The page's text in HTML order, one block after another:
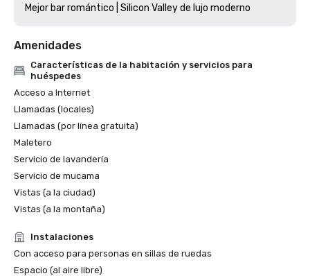
Amenidades
Características de la habitación y servicios para
huéspedes
Acceso a Internet
Llamadas (locales)
Llamadas (por línea gratuita)
Maletero
Servicio de lavandería
Servicio de mucama
Vistas (a la ciudad)
Vistas (a la montaña)
Instalaciones
Con acceso para personas en sillas de ruedas
Espacio (al aire libre)